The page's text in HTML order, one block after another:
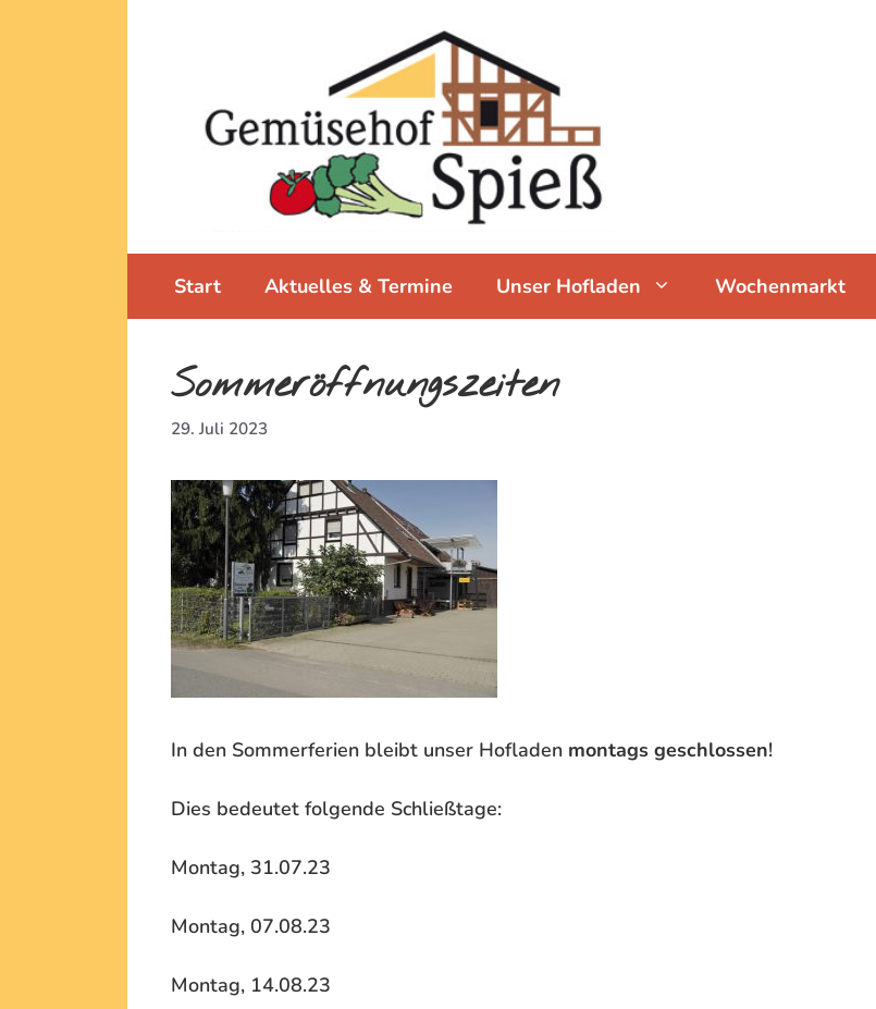
Start Aktuelles & Termine Unser Hofladen Wochenmarkt
Sommeröffnungszeiten
29. Juli 2023
In den Sommerferien bleibt unser Hofladen montags geschlossen!
Dies bedeutet folgende Schließtage:
Montag, 31.07.23
Montag, 07.08.23
Montag, 14.08.23